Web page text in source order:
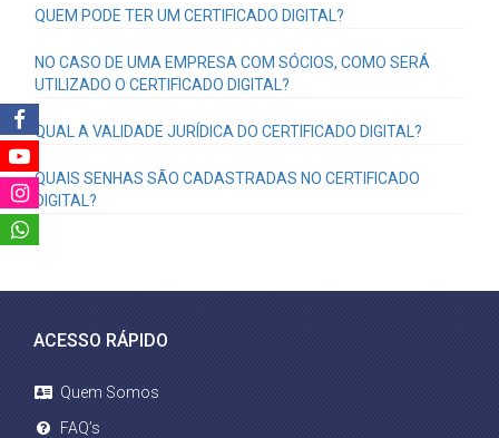
QUEM PODE TER UM CERTIFICADO DIGITAL?
NO CASO DE UMA EMPRESA COM SÓCIOS, COMO SERÁ
UTILIZADO O CERTIFICADO DIGITAL?
QUAL A VALIDADE JURÍDICA DO CERTIFICADO DIGITAL?
QUAIS SENHAS SÃO CADASTRADAS NO CERTIFICADO
DIGITAL?
ACESSO RÁPIDO
Quem Somos
FAQ’s